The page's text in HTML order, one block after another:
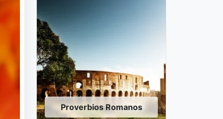
Proverbios Romanos